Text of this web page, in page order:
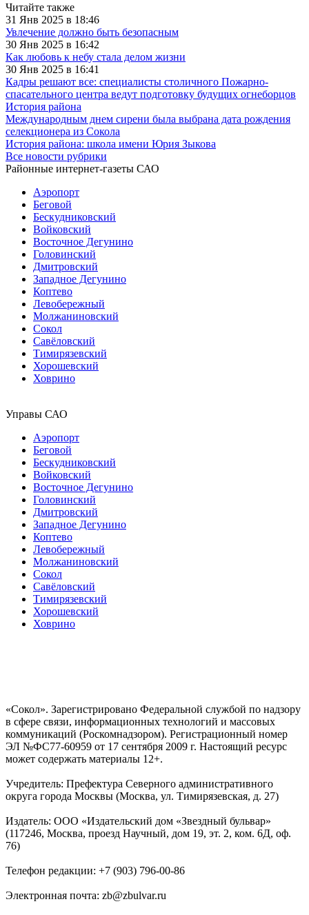
Читайте также
31 Янв 2025 в 18:46
Увлечение должно быть безопасным
30 Янв 2025 в 16:42
Как любовь к небу стала делом жизни
30 Янв 2025 в 16:41
Кадры решают все: специалисты столичного Пожарно-
спасательного центра ведут подготовку будущих огнеборцов
История района
Международным днем сирени была выбрана дата рождения
селекционера из Сокола
История района: школа имени Юрия Зыкова
Все новости рубрики
Районные интернет-газеты САО
Аэропорт
Беговой
Бескудниковский
Войковский
Восточное Дегунино
Головинский
Дмитровский
Западное Дегунино
Коптево
Левобережный
Молжаниновский
Сокол
Савёловский
Тимирязевский
Хорошевский
Ховрино
Управы САО
Аэропорт
Беговой
Бескудниковский
Войковский
Восточное Дегунино
Головинский
Дмитровский
Западное Дегунино
Коптево
Левобережный
Молжаниновский
Сокол
Савёловский
Тимирязевский
Хорошевский
Ховрино
«Сокол». Зарегистрировано Федеральной службой по надзору
в сфере связи, информационных технологий и массовых
коммуникаций (Роскомнадзором). Регистрационный номер
ЭЛ №ФС77-60959 от 17 сентября 2009 г. Настоящий ресурс
может содержать материалы 12+.
Учредитель: Префектура Северного административного
округа города Москвы (Москва, ул. Тимирязевская, д. 27)
Издатель: ООО «Издательский дом «Звездный бульвар»
(117246, Москва, проезд Научный, дом 19, эт. 2, ком. 6Д, оф.
76)
Телефон редакции: +7 (903) 796-00-86
Электронная почта: zb@zbulvar.ru